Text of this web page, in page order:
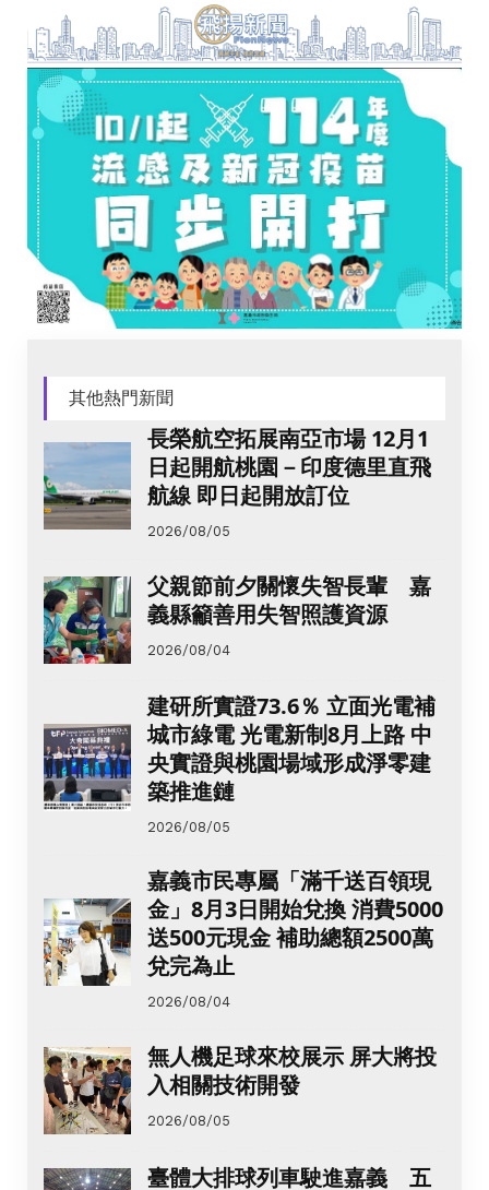
其他熱門新聞
長榮航空拓展南亞市場 12月1
日起開航桃園－印度德里直飛
航線 即日起開放訂位
2026/08/05
父親節前夕關懷失智長輩 嘉
義縣籲善用失智照護資源
2026/08/04
建研所實證73.6％ 立面光電補
城市綠電 光電新制8月上路 中
央實證與桃園場域形成淨零建
築推進鏈
2026/08/05
嘉義市民專屬「滿千送百領現
金」8月3日開始兌換 消費5000
送500元現金 補助總額2500萬
兌完為止
2026/08/04
無人機足球來校展示 屏大將投
入相關技術開發
2026/08/05
臺體大排球列車駛進嘉義 五